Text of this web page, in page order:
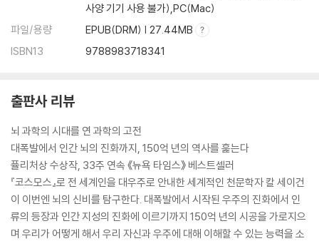
사양 기기 사용 불가),PC(Mac)
파일/용량
EPUB(DRM) | 27.44MB
ISBN13
9788983718341
출판사 리뷰
뇌 과학의 시대를 연 과학의 고전
대폭발에서 인간 뇌의 진화까지, 150억 년의 역사를 훑는다
퓰리처상 수상작, 33주 연속 《뉴욕 타임스》 베스트셀러
『코스모스』로 전 세계인을 대우주로 안내한 세계적인 천문학자 칼 세이건
이 이번엔 뇌의 신비를 탐구한다. 대폭발에서 시작된 우주의 진화에서 인
류의 등장과 인간 지성의 진화에 이르기까지 150억 년의 시공을 가로지으
며 우리가 어떻게 해서 우리 자신과 우주에 대해 이해할 수 있는 능력을 소